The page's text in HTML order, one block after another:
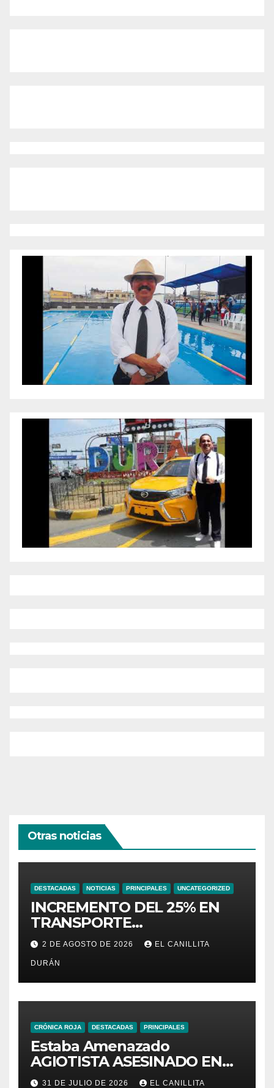
Otras noticias
DESTACADAS NOTICIAS PRINCIPALES UNCATEGORIZED
INCREMENTO DEL 25% EN
TRANSPORTE
INTERPROVINCIAL NO
INCLUYE A TRANPORTISTAS
URBANOS
INTERCANTONALES.
2 DE AGOSTO DE 2026 EL CANILLITA
DURÁN
CRÓNICA ROJA DESTACADAS PRINCIPALES
Estaba Amenazado
AGIOTISTA ASESINADO EN
SU NEGOCIO
31 DE JULIO DE 2026 EL CANILLITA